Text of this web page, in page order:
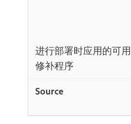
进行部署时应用的可用
修补程序